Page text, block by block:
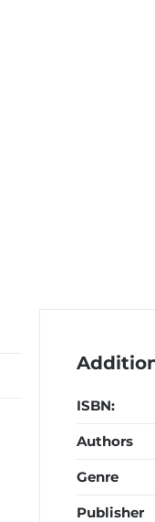
ISBN:
Authors
Genre
Publisher